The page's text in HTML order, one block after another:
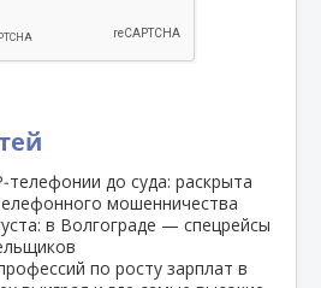
до суда: раскрыта
мошенничества
в Волгограде — спецрейсы
по росту зарплат в